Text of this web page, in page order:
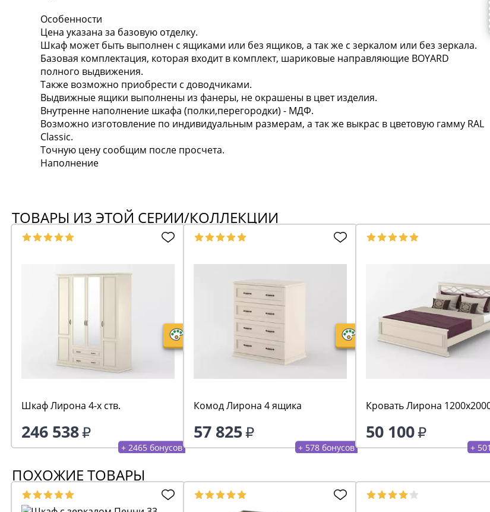
Особенности
Цена указана за базовую отделку.
Шкаф может быть выполнен с ящиками или без ящиков, а так же с зеркалом или без зеркала.
Базовая комплектация, которая входит в комплект, шариковые направляющие BOYARD
полного выдвижения.
Также возможно приобрести с доводчиками.
Выдвижные ящики выполнены из фанеры, не окрашены в цвет изделия.
Внутренне наполнение шкафа (полки,перегородки) - МДФ.
Возможно изготовление по индивидуальным размерам, а так же выкрас в цветовую гамму RAL
Classic.
Точную цену сообщим после просчета.
Наполнение
ТОВАРЫ ИЗ ЭТОЙ СЕРИИ/КОЛЛЕКЦИИ
Шкаф Лирона 4-х ств.
246 538
+ 2465 бонусов
Комод Лирона 4 ящика
57 825
+ 578 бонусов
Кровать Лирона
50 100
+
ПОХОЖИЕ ТОВАРЫ